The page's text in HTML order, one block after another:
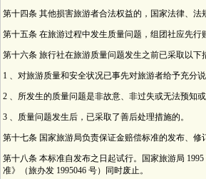
第十四条 其他损害旅游者合法权益的，国家法律、
第十五条 在旅游过程中发生质量问题，组团社应先行
第十六条 旅行社在旅游质量问题发生之前已采取以
1 、对旅游质量和安全状况已事先对旅游者给予充分
2 、所发生的质量问题是非故意、非过失或无法预知
3 、质量问题发生后，已采取了善后处理措施的。
第十七条 国家旅游局负责保证金赔偿标准的发布、修
第十八条 本标准自发布之日起试行。国家旅游局
准》（旅办发 1995046 号）同时废止。